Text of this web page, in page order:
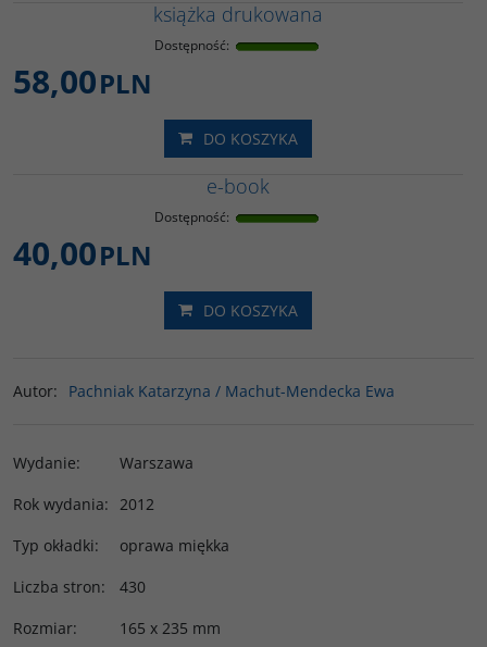
książka drukowana
Dostępność:
58,00PLN
DO KOSZYKA
e-book
Dostępność:
40,00PLN
DO KOSZYKA
Autor: Pachniak Katarzyna / Machut-Mendecka Ewa
Wydanie:
Warszawa
Rok wydania: 2012
Typ okładki:
oprawa miękka
Liczba stron:
430
Rozmiar:
165 x 235 mm